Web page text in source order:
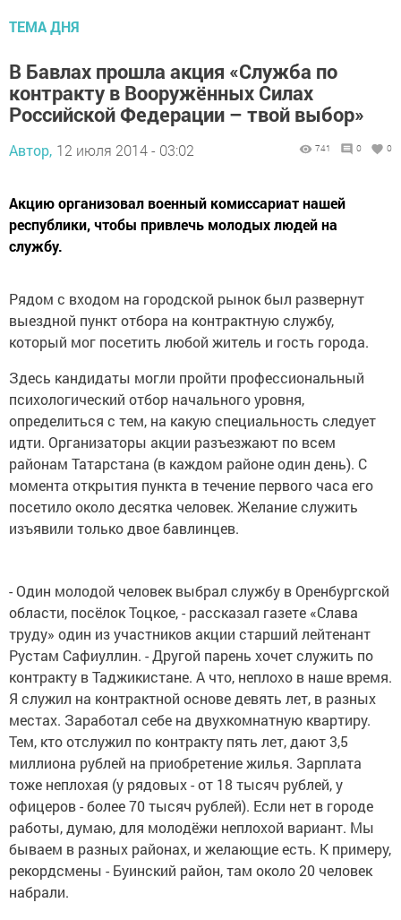
ТЕМА ДНЯ
В Бавлах прошла акция «Служба по
контракту в Вооружённых Силах
Российской Федерации – твой выбор»
Автор, 12 июля 2014 - 03:02 741 0 0
Акцию организовал военный комиссариат нашей
республики, чтобы привлечь молодых людей на
службу.
Рядом с входом на городской рынок был развернут
выездной пункт отбора на контрактную службу,
который мог посетить любой житель и гость города.
Здесь кандидаты могли пройти профессиональный
психологический отбор начального уровня,
определиться с тем, на какую специальность следует
идти. Организаторы акции разъезжают по всем
районам Татарстана (в каждом районе один день). С
момента открытия пункта в течение первого часа его
посетило около десятка человек. Желание служить
изъявили только двое бавлинцев.
- Один молодой человек выбрал службу в Оренбургской
области, посёлок Тоцкое, - рассказал газете «Слава
труду» один из участников акции старший лейтенант
Рустам Сафиуллин. - Другой парень хочет служить по
контракту в Таджикистане. А что, неплохо в наше время.
Я служил на контрактной основе девять лет, в разных
местах. Заработал себе на двухкомнатную квартиру.
Тем, кто отслужил по контракту пять лет, дают 3,5
миллиона рублей на приобретение жилья. Зарплата
тоже неплохая (у рядовых - от 18 тысяч рублей, у
офицеров - более 70 тысяч рублей). Если нет в городе
работы, думаю, для молодёжи неплохой вариант. Мы
бываем в разных районах, и желающие есть. К примеру,
рекордсмены - Буинский район, там около 20 человек
набрали.